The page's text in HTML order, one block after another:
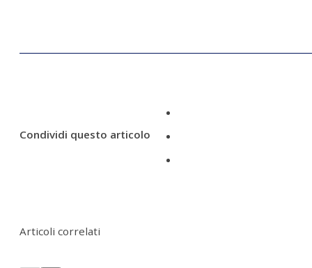
Condividi questo articolo
Articoli correlati